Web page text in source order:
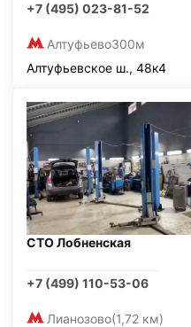
+7 (495) 023-81-52
Алтуфьево300м
Алтуфьевское ш., 48к4
СТО Лобненская
+7 (499) 110-53-06
Лианозово(1,72 км)